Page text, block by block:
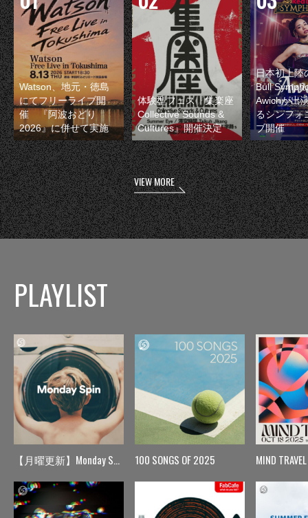
Watson、地元・徳島
にてフリーライブ開
催 『阿波おどり
2026』に併せて実施
体験型フェス『集楽座
Collective Sounds &
Cultures』開催決定
日本初上陸
Bull
Awichが出
るシンフォ
ブ開催
VIEW MORE
PLAYLIST
【月曜更新】Monday Spin 100 SONGS OF 2025 MIND TRAVEL